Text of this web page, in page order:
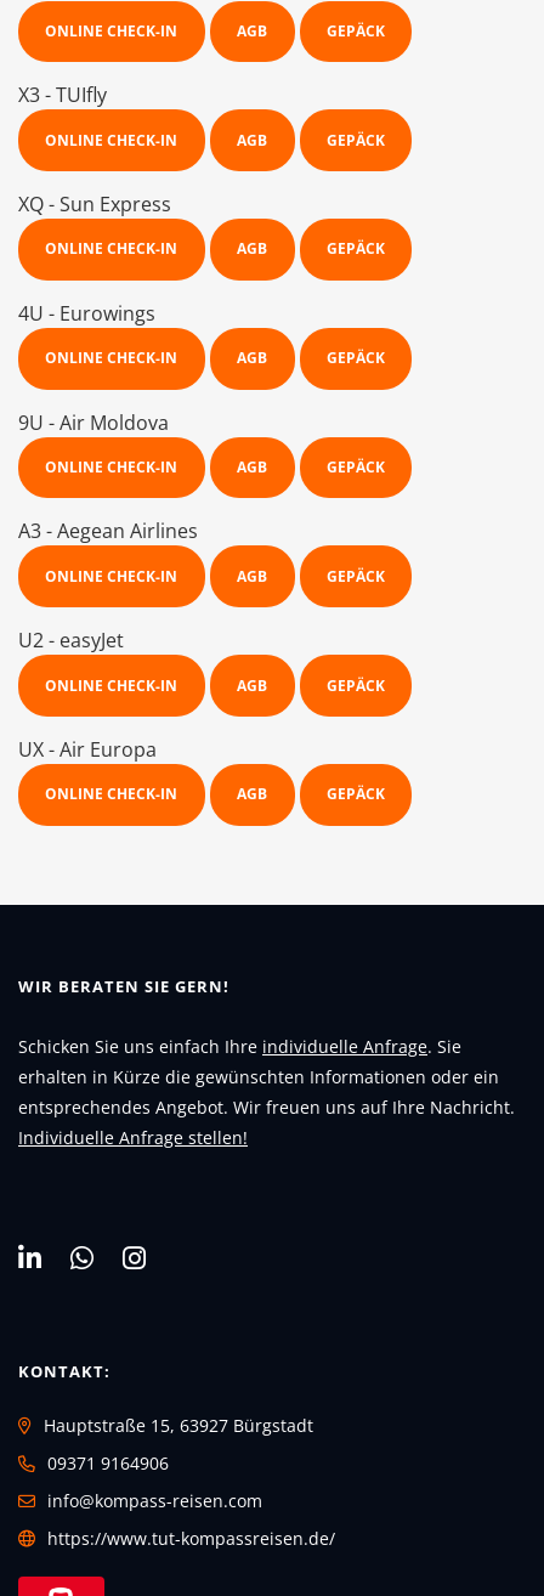
ONLINE CHECK-IN AGB GEPÄCK
X3 - TUIfly
ONLINE CHECK-IN AGB GEPÄCK
XQ - Sun Express
ONLINE CHECK-IN AGB GEPÄCK
4U - Eurowings
ONLINE CHECK-IN AGB GEPÄCK
9U - Air Moldova
ONLINE CHECK-IN AGB GEPÄCK
A3 - Aegean Airlines
ONLINE CHECK-IN AGB GEPÄCK
U2 - easyJet
ONLINE CHECK-IN AGB GEPÄCK
UX - Air Europa
ONLINE CHECK-IN AGB GEPÄCK
WIR BERATEN SIE GERN!
Schicken Sie uns einfach Ihre individuelle Anfrage. Sie
erhalten in Kürze die gewünschten Informationen oder ein
entsprechendes Angebot. Wir freuen uns auf Ihre Nachricht.
Individuelle Anfrage stellen!
KONTAKT:
Hauptstraße 15, 63927 Bürgstadt
09371 9164906
info@kompass-reisen.com
https://www.tut-kompassreisen.de/